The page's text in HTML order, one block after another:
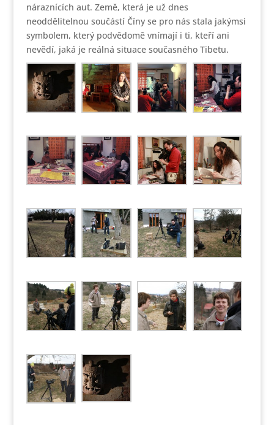
náraznících aut. Země, která je už dnes
neoddělitelnou součástí Číny se pro nás stala jakýmsi
symbolem, který podvědomě vnímají i ti, kteří ani
nevědí, jaká je reálná situace současného Tibetu.